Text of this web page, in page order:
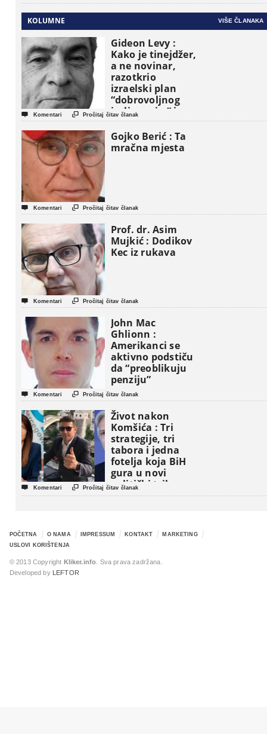
KOLUMNE VIŠE ČLANAKA
Gideon Levy :
Kako je tinejdžer,
a ne novinar,
razotkrio
izraelski plan
“dobrovoljnog
iseljavanja ” iz
Gaze
 Komentari  Pročitaj čitav članak
Gojko Berić : Ta
mračna mjesta
 Komentari  Pročitaj čitav članak
Prof. dr. Asim
Mujkić : Dodikov
Kec iz rukava
 Komentari  Pročitaj čitav članak
John Mac
Ghlionn :
Amerikanci se
aktivno podstiču
da “preoblikuju
penziju”
 Komentari  Pročitaj čitav članak
Život nakon
Komšića : Tri
strategije, tri
tabora i jedna
fotelja koja BiH
gura u novi
politički triler
 Komentari  Pročitaj čitav članak
POČETNA O NAMA IMPRESSUM KONTAKT
MARKETING
USLOVI KORIŠTENJA
© 2013 Copyright Kliker.info . Sva prava zadržana.
Developed by
LEFTOR